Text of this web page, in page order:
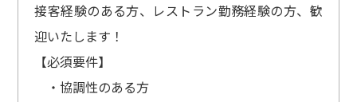
接客経験のある方、レストラン勤務経験の方、歓
迎いたします！
【必須要件】
・協調性のある方